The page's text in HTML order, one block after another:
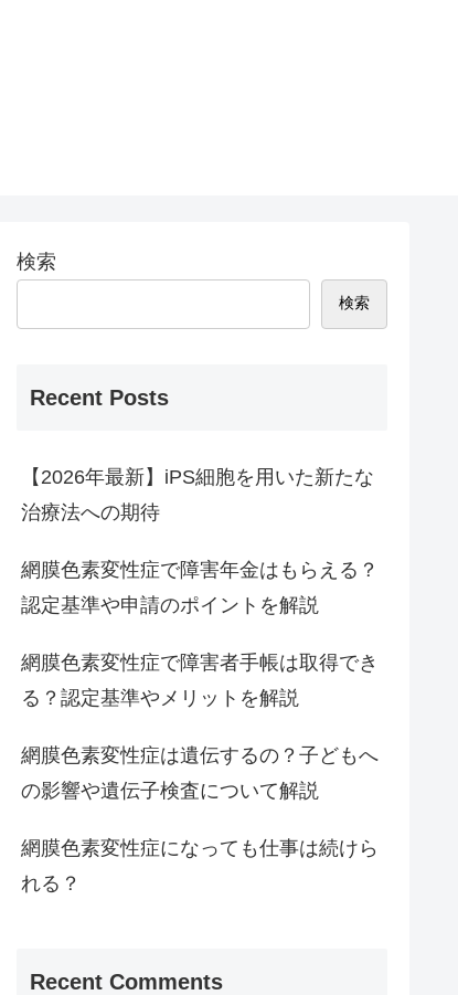
検索
検索
Recent Posts
【2026年最新】iPS細胞を用いた新たな
治療法への期待
網膜色素変性症で障害年金はもらえる？
認定基準や申請のポイントを解説
網膜色素変性症で障害者手帳は取得でき
る？認定基準やメリットを解説
網膜色素変性症は遺伝するの？子どもへ
の影響や遺伝子検査について解説
網膜色素変性症になっても仕事は続けら
れる？
Recent Comments